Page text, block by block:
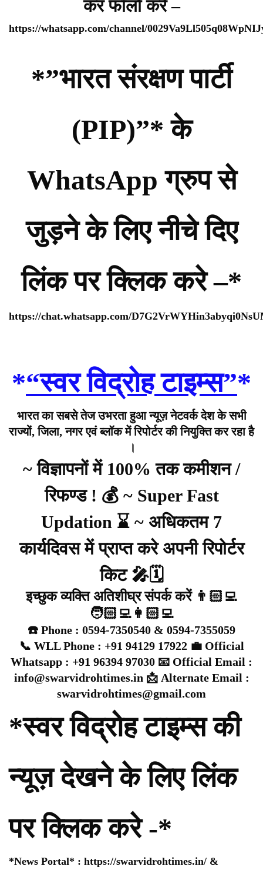
कर फॉलो करे –
https://whatsapp.com/channel/
*”भारत संरक्षण पार्टी
(PIP)”* के
WhatsApp ग्रुप से
जुड़ने के लिए नीचे दिए
लिंक पर क्लिक करे –*
https://chat.whatsapp.com/
*“स्वर विद्रोह टाइम्स”*
भारत का सबसे तेज उभरता हुआ न्यूज़ नेटवर्क देश के सभी
राज्यों, जिला, नगर एवं ब्लॉक में रिपोर्टर की नियुक्ति कर रहा है
।
~ विज्ञापनों में 100% तक कमीशन /
रिफण्ड ! 💰 ~ Super Fast
Updation ⌛ ~ अधिकतम 7
कार्यदिवस में प्राप्त करे अपनी रिपोर्टर
किट 🎤🗓️
इच्छुक व्यक्ति अतिशीघ्र संपर्क करें 👨🏻‍💻
🧑🏻‍💻👩🏻‍💻
☎️ Phone : 0594-7350540 & 0594-7355059
📞 WLL Phone : +91 94129 17922 💼 Official
Whatsapp : +91 96394 97030 📧 Official Email :
info@swarvidrohtimes.in 📩 Alternate Email :
swarvidrohtimes@gmail.com
*स्वर विद्रोह टाइम्स की
न्यूज़ देखने के लिए लिंक
पर क्लिक करे -*
*News Portal* : https://swarvidrohtimes.in/ &